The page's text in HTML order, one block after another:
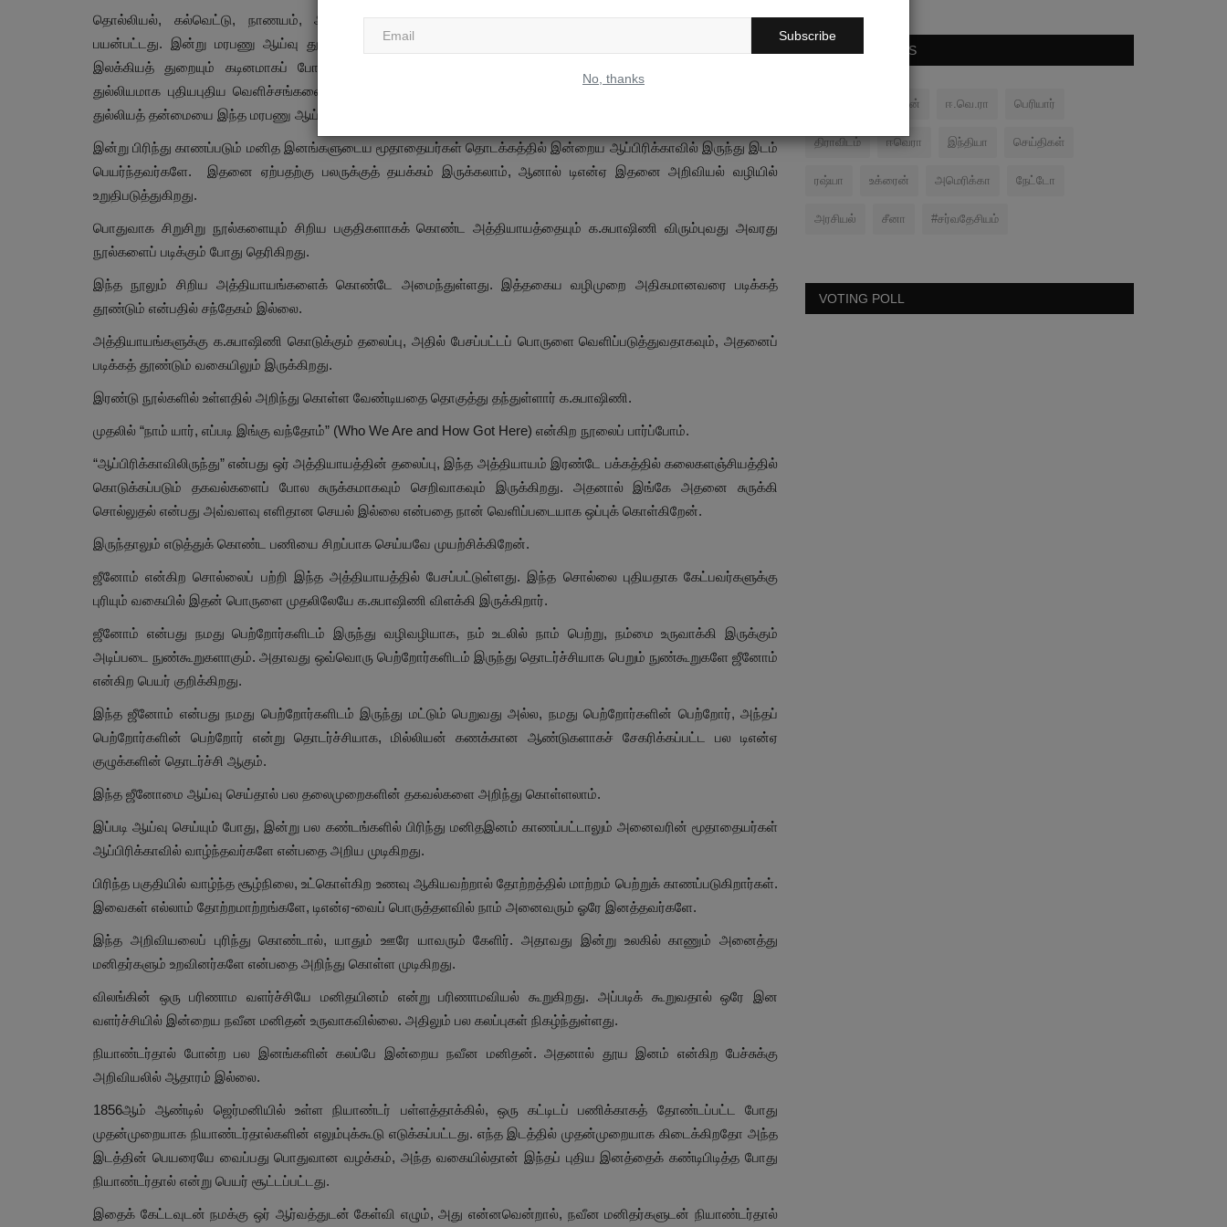
Subscribe
No, thanks
தொல்லியல், கல்வெட்டு, நாணயம், அகழாய்வு, இலக்கியம் போன்றவைகளே இதுவரை வரலாற்றை அறிவதற்குப்
பயன்பட்டது. இன்று மரபணு ஆய்வு துறையும் இணைந்துள்ளது. “வரலாற்றை அறிந்து கொள்ள தொல்லியல் துறையும்,
இலக்கியத் துறையும் கடினமாகப் போராடிக் கொண்டிருக்கின்ற காலத்தில் மரபணு அறிவியல் துறை என்பது மிகத்
துல்லியமாக புதியபுதிய வெளிச்சங்களை வரலாற்றுத் துறையில் வாரி வழங்கிக் கொண்டிருக்கின்றது” என்று வரலாற்றில்
துல்லியத் தன்மையை இந்த மரபணு ஆய்வுகள் தருவதை இந்த நூலில் க.சுபாஷிணி சுட்டிக்காட்டி உள்ளார்.
இன்று பிரிந்து காணப்படும் மனித இனங்களுடைய மூதாதையர்கள் தொடக்கத்தில் இன்றைய ஆப்பிரிக்காவில் இருந்து இடம்
பெயர்ந்தவர்களே. இதனை ஏற்பதற்கு பலருக்குத் தயக்கம் இருக்கலாம், ஆனால் டிஎன்ஏ இதனை அறிவியல் வழியில்
உறுதிபடுத்துகிறது.
பொதுவாக சிறுசிறு நூல்களையும் சிறிய பகுதிகளாகக் கொண்ட அத்தியாயத்தையும் க.சுபாஷிணி விரும்புவது அவரது
நூல்களைப் படிக்கும் போது தெரிகிறது.
இந்த நூலும் சிறிய அத்தியாயங்களைக் கொண்டே அமைந்துள்ளது. இத்தகைய வழிமுறை அதிகமானவரை படிக்கத்
தூண்டும் என்பதில் சந்தேகம் இல்லை.
அத்தியாயங்களுக்கு க.சுபாஷிணி கொடுக்கும் தலைப்பு, அதில் பேசப்பட்டப் பொருளை வெளிப்படுத்துவதாகவும், அதனைப்
படிக்கத் தூண்டும் வகையிலும் இருக்கிறது.
இரண்டு நூல்களில் உள்ளதில் அறிந்து கொள்ள வேண்டியதை தொகுத்து தந்துள்ளார் க.சுபாஷிணி.
முதலில் “நாம் யார், எப்படி இங்கு வந்தோம்” (Who We Are and How Got Here) என்கிற நூலைப் பார்ப்போம்.
“ஆப்பிரிக்காவிலிருந்து” என்பது ஒர் அத்தியாயத்தின் தலைப்பு, இந்த அத்தியாயம் இரண்டே பக்கத்தில் கலைகளஞ்சியத்தில்
கொடுக்கப்படும் தகவல்களைப் போல சுருக்கமாகவும் செறிவாகவும் இருக்கிறது. அதனால் இங்கே அதனை சுருக்கி
சொல்லுதல் என்பது அவ்வளவு எளிதான செயல் இல்லை என்பதை நான் வெளிப்படையாக ஒப்புக் கொள்கிறேன்.
இருந்தாலும் எடுத்துக் கொண்ட பணியை சிறப்பாக செய்யவே முயற்சிக்கிறேன்.
ஜீனோம் என்கிற சொல்லைப் பற்றி இந்த அத்தியாயத்தில் பேசப்பட்டுள்ளது. இந்த சொல்லை புதியதாக கேட்பவர்களுக்கு
புரியும் வகையில் இதன் பொருளை முதலிலேயே க.சுபாஷிணி விளக்கி இருக்கிறார்.
ஜீனோம் என்பது நமது பெற்றோர்களிடம் இருந்து வழிவழியாக, நம் உடலில் நாம் பெற்று, நம்மை உருவாக்கி இருக்கும்
அடிப்படை நுண்கூறுகளாகும். அதாவது ஒவ்வொரு பெற்றோர்களிடம் இருந்து தொடர்ச்சியாக பெறும் நுண்கூறுகளே ஜீனோம்
என்கிற பெயர் குறிக்கிறது.
இந்த ஜீனோம் என்பது நமது பெற்றோர்களிடம் இருந்து மட்டும் பெறுவது அல்ல, நமது பெற்றோர்களின் பெற்றோர், அந்தப்
பெற்றோர்களின் பெற்றோர் என்று தொடர்ச்சியாக, மில்லியன் கணக்கான ஆண்டுகளாகச் சேகரிக்கப்பட்ட பல டிஎன்ஏ
குழுக்களின் தொடர்ச்சி ஆகும்.
இந்த ஜீனோமை ஆய்வு செய்தால் பல தலைமுறைகளின் தகவல்களை அறிந்து கொள்ளலாம்.
இப்படி ஆய்வு செய்யும் போது, இன்று பல கண்டங்களில் பிரிந்து மனிதஇனம் காணப்பட்டாலும் அனைவரின் மூதாதையர்கள்
ஆப்பிரிக்காவில் வாழ்ந்தவர்களே என்பதை அறிய முடிகிறது.
பிரிந்த பகுதியில் வாழ்ந்த சூழ்நிலை, உட்கொள்கிற உணவு ஆகியவற்றால் தோற்றத்தில் மாற்றம் பெற்றுக் காணப்படுகிறார்கள்.
இவைகள் எல்லாம் தோற்றமாற்றங்களே, டிஎன்ஏ-வைப் பொருத்தளவில் நாம் அனைவரும் ஓரே இனத்தவர்களே.
இந்த அறிவியலைப் புரிந்து கொண்டால், யாதும் ஊரே யாவரும் கேளிர். அதாவது இன்று உலகில் காணும் அனைத்து
மனிதர்களும் உறவினர்களே என்பதை அறிந்து கொள்ள முடிகிறது.
விலங்கின் ஒரு பரிணாம வளர்ச்சியே மனிதயினம் என்று பரிணாமவியல் கூறுகிறது. அப்படிக் கூறுவதால் ஒரே இன
வளர்ச்சியில் இன்றைய நவீன மனிதன் உருவாகவில்லை. அதிலும் பல கலப்புகள் நிகழ்ந்துள்ளது.
நியாண்டர்தால் போன்ற பல இனங்களின் கலப்பே இன்றைய நவீன மனிதன். அதனால் தூய இனம் என்கிற பேச்சுக்கு
அறிவியலில் ஆதாரம் இல்லை.
1856ஆம் ஆண்டில் ஜெர்மனியில் உள்ள நியாண்டர் பள்ளத்தாக்கில், ஒரு கட்டிடப் பணிக்காகத் தோண்டப்பட்ட போது
முதன்முறையாக நியாண்டர்தால்களின் எலும்புக்கூடு எடுக்கப்பட்டது. எந்த இடத்தில் முதன்முறையாக கிடைக்கிறதோ அந்த
இடத்தின் பெயரையே வைப்பது பொதுவான வழக்கம், அந்த வகையில்தான் இந்தப் புதிய இனத்தைக் கண்டிபிடித்த போது
நியாண்டர்தால் என்று பெயர் சூட்டப்பட்டது.
இதைக் கேட்டவுடன் நமக்கு ஒர் ஆர்வத்துடன் கேள்வி எழும், அது என்னவென்றால், நவீன மனிதர்களுடன் நியாண்டர்தால்
POPULAR TAGS
சமரன் ஈ.வெ.ரா பெரியார்
திராவிடம் ஈவெரா இந்தியா செய்திகள்
ரஷ்யா உக்ரைன் அமெரிக்கா நேட்டோ
அரசியல் சீனா #சர்வதேசியம்
VOTING POLL